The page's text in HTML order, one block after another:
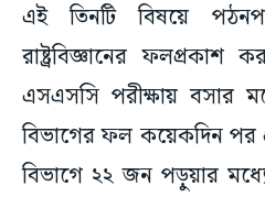
এই তিনটি বিষয়ে
রাষ্ট্রবিজ্ঞানের ফলপ্রকাশ
এসএসসি পরীক্ষায় বসার
বিভাগের ফল কয়েকদিন পর
বিভাগে ২২ জন পড়ুয়ার